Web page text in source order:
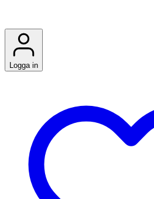
Logga in